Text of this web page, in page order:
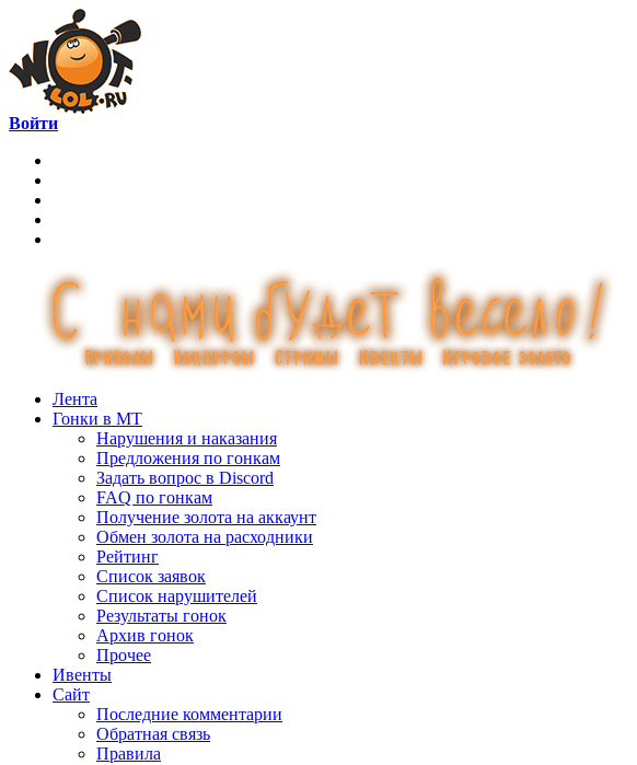
Войти
Лента
Гонки в МТ
Нарушения и наказания
Предложения по гонкам
Задать вопрос в Discord
FAQ по гонкам
Получение золота на аккаунт
Обмен золота на расходники
Рейтинг
Список заявок
Список нарушителей
Результаты гонок
Архив гонок
Прочее
Ивенты
Сайт
Последние комментарии
Обратная связь
Правила